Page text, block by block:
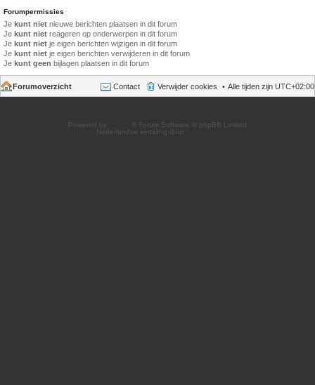
Forumpermissies
Je kunt niet nieuwe berichten plaatsen in dit forum
Je kunt niet reageren op onderwerpen in dit forum
Je kunt niet je eigen berichten wijzigen in dit forum
Je kunt niet je eigen berichten verwijderen in dit forum
Je kunt geen bijlagen plaatsen in dit forum
Forumoverzicht Alle tijden zijn UTC+02:00
Verwijder cookies
Contact
Powered by
® Forum Software © phpBB Limited
Nederlandse vertaling door